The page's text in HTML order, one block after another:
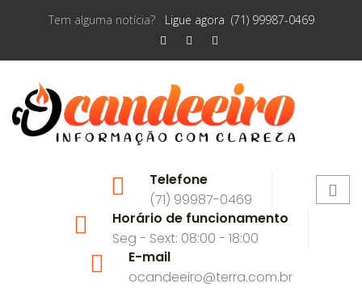
Tem alguma notícia? Ligue agora (71) 99987-0469
Telefone
(71) 99987-0469
Horário de funcionamento
Seg - Sext: 08:00 - 18:00
E-mail
ocandeeiro@terra.com.br